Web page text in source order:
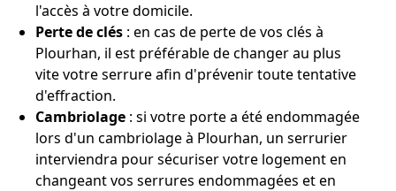
l'accès à votre domicile.
Perte de clés : en cas de perte de vos clés à
Plourhan, il est préférable de changer au plus
vite votre serrure afin d'prévenir toute tentative
d'effraction.
Cambriolage : si votre porte a été endommagée
lors d'un cambriolage à Plourhan, un serrurier
interviendra pour sécuriser votre logement en
changeant vos serrures endommagées et en